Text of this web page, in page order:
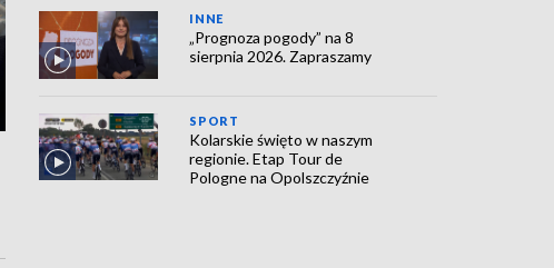
INNE
„Prognoza pogody” na 8
sierpnia 2026. Zapraszamy
SPORT
Kolarskie święto w naszym
regionie. Etap Tour de
Pologne na Opolszczyźnie